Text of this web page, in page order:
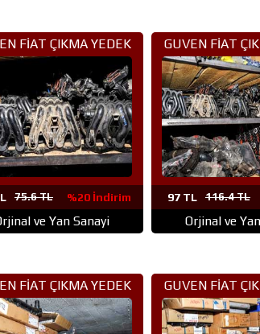
FİAT ÇIKMA YEDEK
75.6 TL %20 İndirim
ve Yan Sanayi
GUVEN FİAT
PARÇA
97 TL 116.4 TL
Orjinal ve
FİAT ÇIKMA YEDEK
ANKARA (48)
GUVEN FİAT
PARÇA